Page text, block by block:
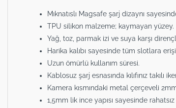
Mıknatıslı Magsafe şarj dizaynı
TPU silikon malzeme; kaymayan yüzey.
Yağ, toz, parmak izi ve suya karşı
Harika kalıbı sayesinde tüm slotlara
Uzun ömürlü kullanım süresi.
Kablosuz şarj esnasında kılıfınız
Kamera kısmındaki metal çerçeveli
1,5mm lik ince yapısı sayesinde